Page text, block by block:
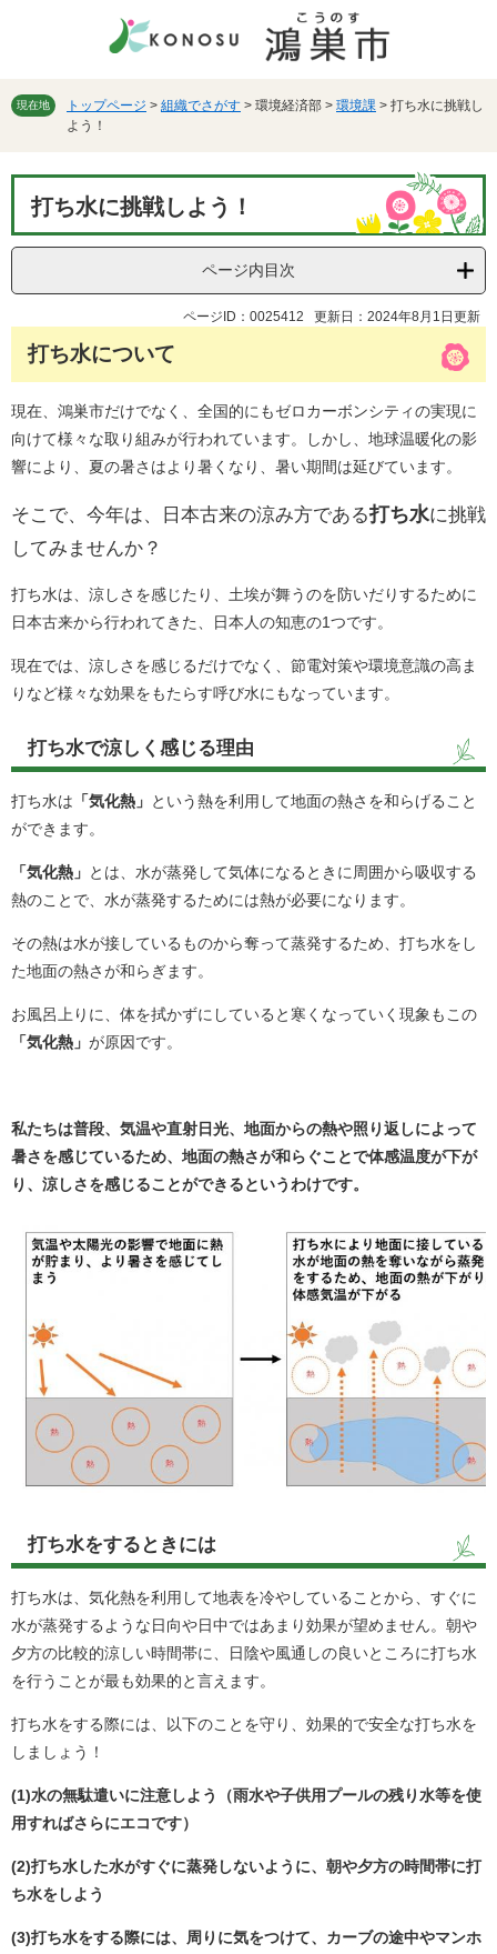
先
す。
を
し
文
現在地 トップページ > 組織でさがす > 環境経済部 > 環境課 > 打ち水に挑戦し
よう！
打ち水に挑戦しよう！
ページ内目次
ページID：0025412 更新日：2024年8月1日更新
打ち水について
現在、鴻巣市だけでなく、全国的にもゼロカーボンシティの実現に
向けて様々な取り組みが行われています。しかし、地球温暖化の影
響により、夏の暑さはより暑くなり、暑い期間は延びています。
そこで、今年は、日本古来の涼み方である打ち水に挑戦
してみませんか？
打ち水は、涼しさを感じたり、土埃が舞うのを防いだりするために
日本古来から行われてきた、日本人の知恵の1つです。
現在では、涼しさを感じるだけでなく、節電対策や環境意識の高ま
りなど様々な効果をもたらす呼び水にもなっています。
打ち水で涼しく感じる理由
打ち水は 「気化熱」 という熱を利用して地面の熱さを和らげること
ができます。
「気化熱」 とは、水が蒸発して気体になるときに周囲から吸収する
熱のことで、水が蒸発するためには熱が必要になります。
その熱は水が接しているものから奪って蒸発するため、打ち水をし
た地面の熱さが和らぎます。
お風呂上りに、体を拭かずにしていると寒くなっていく現象もこの
「気化熱」 が原因です。
私たちは普段、気温や直射日光、地面からの熱や照り返しによって
暑さを感じているため、地面の熱さが和らぐことで体感温度が下が
り、涼しさを感じることができるというわけです。
打ち水をするときには
打ち水は、気化熱を利用して地表を冷やしていることから、すぐに
水が蒸発するような日向や日中ではあまり効果が望めません。朝や
夕方の比較的涼しい時間帯に、日陰や風通しの良いところに打ち水
を行うことが最も効果的と言えます。
打ち水をする際には、以下のことを守り、効果的で安全な打ち水を
しましょう！
(1)水の無駄遣いに注意しよう（雨水や子供用プールの残り水等を使
用すればさらにエコです）
(2)打ち水した水がすぐに蒸発しないように、朝や夕方の時間帯に打
ち水をしよう
(3)打ち水をする際には、周りに気をつけて、カーブの途中やマンホ